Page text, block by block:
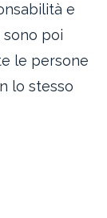
e
sono poi
le persone
lo stesso